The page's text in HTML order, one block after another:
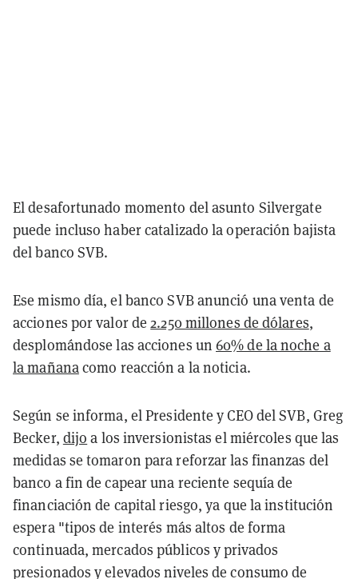
El desafortunado momento del asunto Silvergate
puede incluso haber catalizado la operación bajista
del banco SVB.
Ese mismo día, el banco SVB anunció una venta de
acciones por valor de2.250 millones de dólares,
desplomándose las acciones un60% de la noche a
la mañanacomo reacción a la noticia.
Según se informa, el Presidente y CEO del SVB, Greg
Becker, dijo a los inversionistas el miércoles que las
medidas se tomaron para reforzar las finanzas del
banco a fin de capear una reciente sequía de
financiación de capital riesgo, ya que la institución
espera "tipos de interés más altos de forma
continuada, mercados públicos y privados
presionados y elevados niveles de consumo de